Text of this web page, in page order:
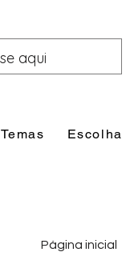
Temas Escolha
Página inicial